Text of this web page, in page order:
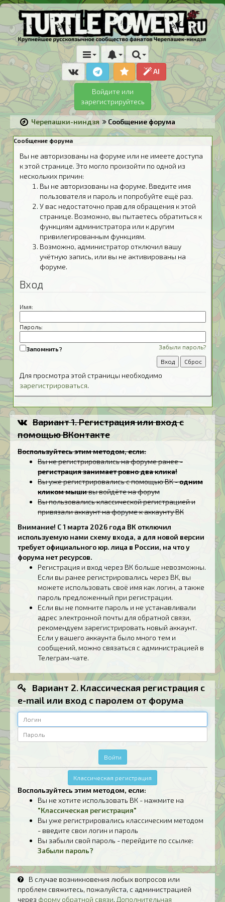
AI
Войдите или
зарегистрируйтесь
Черепашки-ниндзя Сообщение форума
Сообщение форума
Вы не авторизованы на форуме или не имеете доступа
к этой странице. Это могло произойти по одной из
нескольких причин:
Вы не авторизованы на форуме. Введите имя
пользователя и пароль и попробуйте ещё раз.
У вас недостаточно прав для обращения к этой
странице. Возможно, вы пытаетесь обратиться к
функциям администратора или к другим
привилегированным функциям.
Возможно, администратор отключил вашу
учётную запись, или вы не активированы на
форуме.
Вход
Имя:
Пароль:
Забыли пароль?
Запомнить?
Для просмотра этой страницы необходимо
зарегистрироваться.
Вариант 1. Регистрация или вход с
помощью ВКонтакте
Воспользуйтесь этим методом, если:
Вы не регистрировались на форуме ранее -
регистрация занимает ровно два клика!
Вы уже регистрировались с помощью ВК -одним
кликом мышивы войдёте на форум
Вы пользовались классической регистрацией и
привязали аккаунт на форуме к аккаунту ВК
Внимание! С 1 марта 2026 года ВК отключил
используемую нами схему входа, а для новой версии
требует официального юр. лица в России, на что у
форума нет ресурсов.
Регистрация и вход через ВК больше невозможны.
Если вы ранее регистрировались через ВК, вы
можете использовать своё имя как логин, а также
пароль предложенный при регистрации.
Если вы не помните пароль и не устанавливали
адрес электронной почты для обратной связи,
рекомендуем зарегистрировать новый аккаунт.
Если у вашего аккаунта было много тем и
сообщений, можно связаться с администрацией в
Телеграм-чате.
Вариант 2. Классическая регистрация с
e-mail или вход с паролем от форума
Войти
Классическая регистрация
Воспользуйтесь этим методом, если:
Вы не хотите использовать ВК - нажмите на
"Классическая регистрация"
Вы уже регистрировались классическим методом
- введите свои логин и пароль
Вы забыли свой пароль - перейдите по ссылке:
Забыли пароль?
В случае возникновения любых вопросов или
проблем свяжитесь, пожалуйста, с администрацией
через форму обратной связи. Дополнительная